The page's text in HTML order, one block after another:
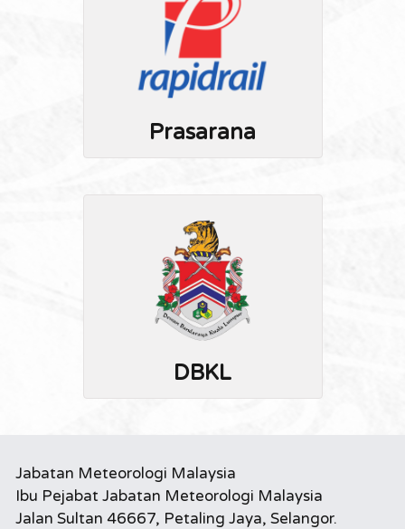
Prasarana
DBKL
Jabatan Meteorologi Malaysia
Ibu Pejabat Jabatan Meteorologi Malaysia
Jalan Sultan 46667, Petaling Jaya, Selangor.